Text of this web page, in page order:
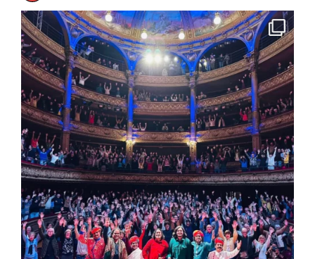
16 concerts scolaires, 3 tout public, 3620 ...
10 0